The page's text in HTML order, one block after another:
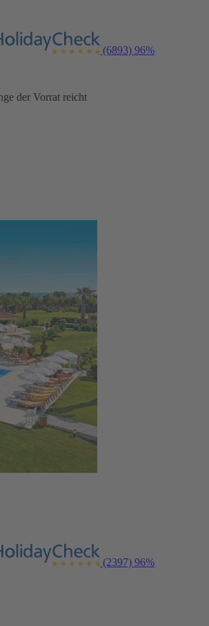
(6893) 96%
der Vorrat reicht
(2397) 96%